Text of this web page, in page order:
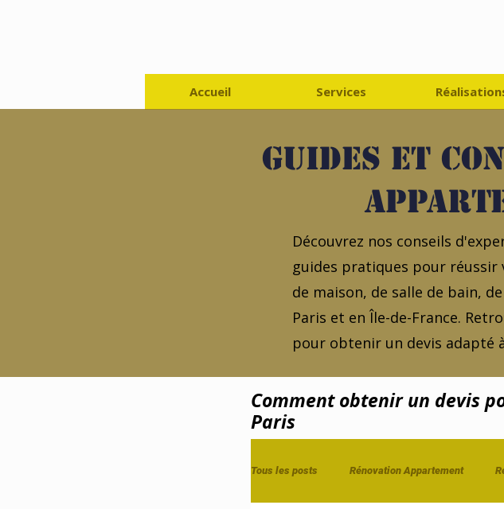
Accueil Services
Guides et
Découvrez nos conseils
guides pratiques pour
de maison, de salle de bain,
Paris et en Île-de-France.
pour obtenir un devis adapté
Comment obtenir un devis
Paris
Tous les posts Rénovation Appartement